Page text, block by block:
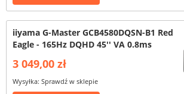
iiyama G-Master GCB4580DQSN-B1 Red
Eagle - 165Hz DQHD 45'' VA 0.8ms
3 049,00 zł
Wysyłka: Sprawdź w sklepie